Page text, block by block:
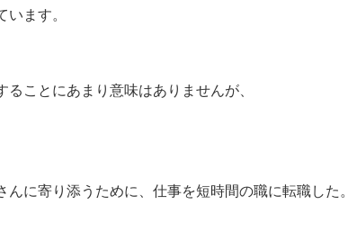
ます。
ることにあまり意味はありませんが、
んに寄り添うために、仕事を短時間の職に転職した。